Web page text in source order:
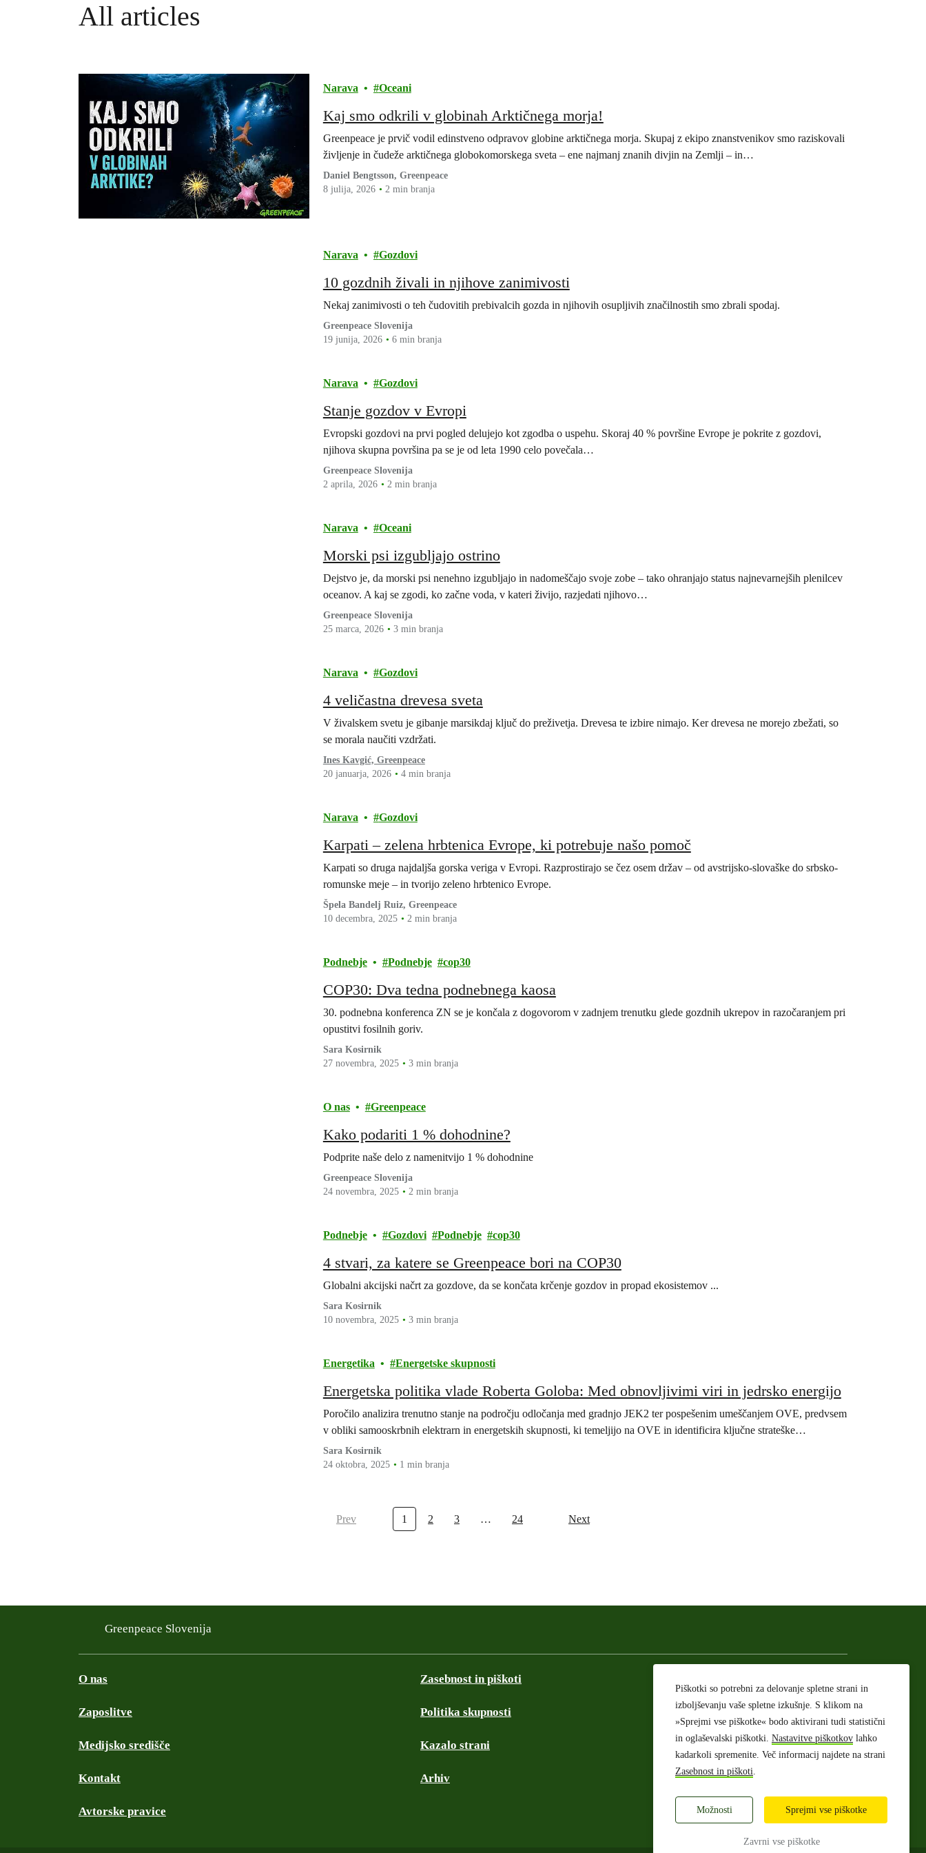
Piškotki so potrebni za delovanje spletne strani in
izboljševanju vaše spletne izkušnje. S klikom na
»Sprejmi vse piškotke« bodo aktivirani tudi statistični
in oglaševalski piškotki. Nastavitve piškotkov lahko
kadarkoli spremenite. Več informacij najdete na strani
Zasebnost in piškoti.
Možnosti Sprejmi vse piškotke
Zavrni vse piškotke
All articles
Narava Oceani
Kaj smo odkrili v globinah Arktičnega morja!
Greenpeace je prvič vodil edinstveno odpravov globine arktičnega morja. Skupaj z ekipo znanstvenikov smo raziskovali
življenje in čudeže arktičnega globokomorskega sveta – ene najmanj znanih divjin na Zemlji – in…
Daniel Bengtsson, Greenpeace
8 julija, 2026
2 min branja
Narava Gozdovi
10 gozdnih živali in njihove zanimivosti
Nekaj zanimivosti o teh čudovitih prebivalcih gozda in njihovih osupljivih značilnostih smo zbrali spodaj.
Greenpeace Slovenija
19 junija, 2026
6 min branja
Narava Gozdovi
Stanje gozdov v Evropi
Evropski gozdovi na prvi pogled delujejo kot zgodba o uspehu. Skoraj 40 % površine Evrope je pokrite z gozdovi,
njihova skupna površina pa se je od leta 1990 celo povečala…
Greenpeace Slovenija
2 aprila, 2026
2 min branja
Narava Oceani
Morski psi izgubljajo ostrino
Dejstvo je, da morski psi nenehno izgubljajo in nadomeščajo svoje zobe – tako ohranjajo status najnevarnejših plenilcev
oceanov. A kaj se zgodi, ko začne voda, v kateri živijo, razjedati njihovo…
Greenpeace Slovenija
25 marca, 2026
3 min branja
Narava Gozdovi
4 veličastna drevesa sveta
V živalskem svetu je gibanje marsikdaj ključ do preživetja. Drevesa te izbire nimajo. Ker drevesa ne morejo zbežati, so
se morala naučiti vzdržati.
Ines Kavgić, Greenpeace
20 januarja, 2026
4 min branja
Narava Gozdovi
Karpati – zelena hrbtenica Evrope, ki potrebuje našo pomoč
Karpati so druga najdaljša gorska veriga v Evropi. Razprostirajo se čez osem držav – od avstrijsko-slovaške do srbsko-
romunske meje – in tvorijo zeleno hrbtenico Evrope.
Špela Bandelj Ruiz, Greenpeace
10 decembra, 2025
2 min branja
Podnebje Podnebje cop30
COP30: Dva tedna podnebnega kaosa
30. podnebna konferenca ZN se je končala z dogovorom v zadnjem trenutku glede gozdnih ukrepov in razočaranjem pri
opustitvi fosilnih goriv.
Sara Kosirnik
27 novembra, 2025
3 min branja
O nas Greenpeace
Kako podariti 1 % dohodnine?
Podprite naše delo z namenitvijo 1 % dohodnine
Greenpeace Slovenija
24 novembra, 2025
2 min branja
Podnebje Gozdovi Podnebje cop30
4 stvari, za katere se Greenpeace bori na COP30
Globalni akcijski načrt za gozdove, da se končata krčenje gozdov in propad ekosistemov ...
Sara Kosirnik
10 novembra, 2025
3 min branja
Energetika Energetske skupnosti
Energetska politika vlade Roberta Goloba: Med obnovljivimi viri in jedrsko energijo
Poročilo analizira trenutno stanje na področju odločanja med gradnjo JEK2 ter pospešenim umeščanjem OVE, predvsem
v obliki samooskrbnih elektrarn in energetskih skupnosti, ki temeljijo na OVE in identificira ključne strateške…
Sara Kosirnik
24 oktobra, 2025
1 min branja
Prev 1 2 3 … 24 Next
Greenpeace Slovenija
O nas
Zaposlitve
Medijsko središče
Kontakt
Avtorske pravice
Zasebnost in piškoti
Politika skupnosti
Kazalo strani
Arhiv
FacebookInstagram
TwitterYouTube